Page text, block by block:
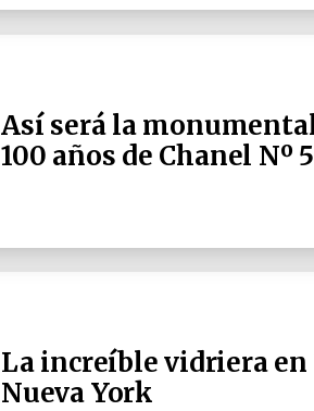
Así será la
100 años de Chanel Nº 5
La increíble vidriera en
Nueva York